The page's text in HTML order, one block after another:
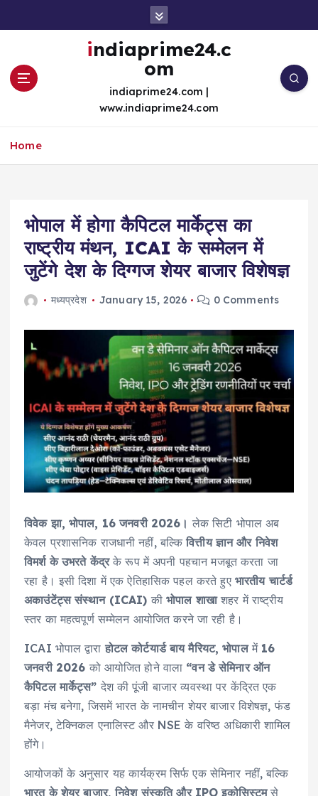
indiaprime24.c
om
indiaprime24.com |
www.indiaprime24.com
Home
भोपाल में होगा कैपिटल मार्केट्स का
राष्ट्रीय मंथन, ICAI के सम्मेलन में
जुटेंगे देश के दिग्गज शेयर बाजार विशेषज्ञ
मध्यप्रदेश January 15, 2026 0 Comments
विवेक झा, भोपाल, 16 जनवरी 2026। लेक सिटी भोपाल अब
केवल प्रशासनिक राजधानी नहीं, बल्किवित्तीय ज्ञान और निवेश
विमर्श के उभरते केंद्रके रूप में अपनी पहचान मजबूत करता जा
रहा है। इसी दिशा में एक ऐतिहासिक पहल करते हुए भारतीय चार्टर्ड
अकाउंटेंट्स संस्थान (ICAI) कीभोपाल शाखाशहर में राष्ट्रीय
स्तर का महत्वपूर्ण सम्मेलन आयोजित करने जा रही है।
ICAI भोपाल द्वाराहोटल कोर्टयार्ड बाय मैरियट, भोपालमें 16
जनवरी 2026 को आयोजित होने वाला “वन डे सेमिनार ऑन
कैपिटल मार्केट्स” देश की पूंजी बाजार व्यवस्था पर केंद्रित एक
बड़ा मंच बनेगा, जिसमें भारत के नामचीन शेयर बाजार विशेषज्ञ, फंड
मैनेजर, टेक्निकल एनालिस्ट और NSE के वरिष्ठ अधिकारी शामिल
होंगे।
आयोजकों के अनुसार यह कार्यक्रम सिर्फ एक सेमिनार नहीं, बल्कि
भारत के शेयर बाजार, निवेश संस्कृति और IPO इकोसिस्टमसे